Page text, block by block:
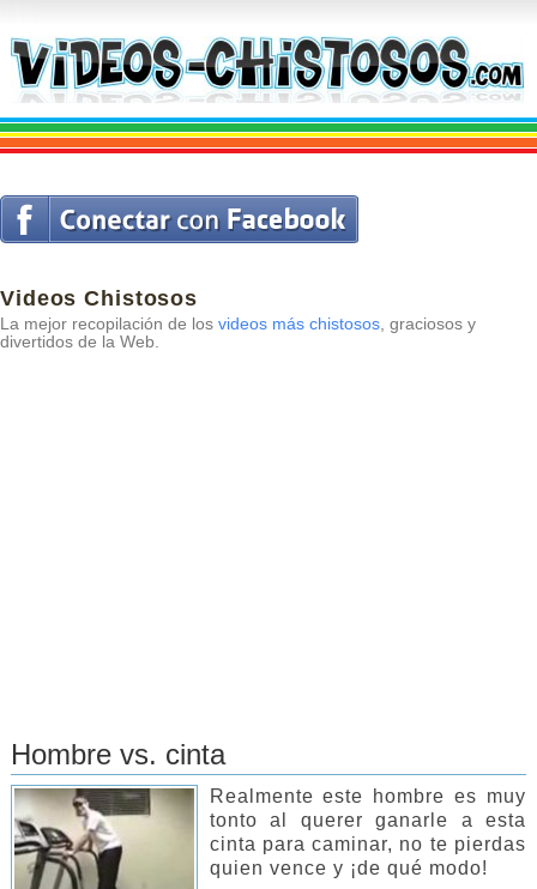
Videos Chistosos
La mejor recopilación de los videos más chistosos, graciosos y
divertidos de la Web.
Hombre vs. cinta
Realmente este hombre es muy
tonto al querer ganarle a esta
cinta para caminar, no te pierdas
quien vence y ¡de qué modo!